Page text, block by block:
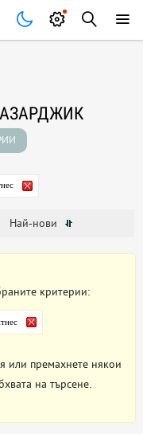
Най-нови
критерии:
или премахнете някои
на търсене.